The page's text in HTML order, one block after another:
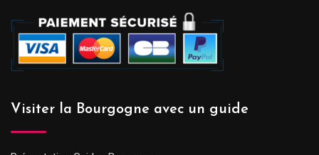
Visiter la Bourgogne avec un guide